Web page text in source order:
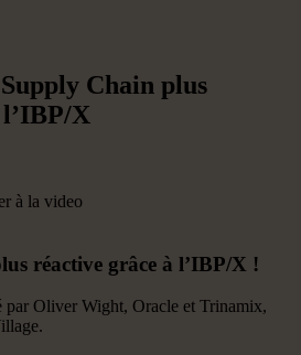
Chain plus
X
à la video
réactive grâce à l’IBP/X !
par Oliver Wight, Oracle et Trinamix,